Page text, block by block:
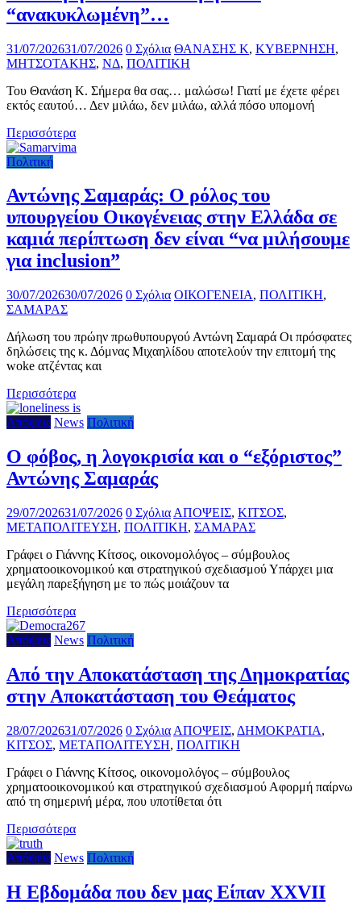
“ανακυκλωμένη”…
31/07/202631/07/2026 0 Σχόλια ΘΑΝΑΣΗΣ Κ, ΚΥΒΕΡΝΗΣΗ,
ΜΗΤΣΟΤΑΚΗΣ, ΝΔ, ΠΟΛΙΤΙΚΗ
Του Θανάση Κ. Σήμερα θα σας… μαλώσω! Γιατί με έχετε φέρει
εκτός εαυτού… Δεν μιλάω, δεν μιλάω, αλλά πόσο υπομονή
Περισσότερα
Πολιτική
Αντώνης Σαμαράς: Ο ρόλος του
υπουργείου Οικογένειας στην Ελλάδα σε
καμιά περίπτωση δεν είναι “να μιλήσουμε
για inclusion”
30/07/202630/07/2026 0 Σχόλια ΟΙΚΟΓΕΝΕΙΑ, ΠΟΛΙΤΙΚΗ,
ΣΑΜΑΡΑΣ
Δήλωση του πρώην πρωθυπουργού Αντώνη Σαμαρά Οι πρόσφατες
δηλώσεις της κ. Δόμνας Μιχαηλίδου αποτελούν την επιτομή της
woke ατζέντας και
Περισσότερα
Απόψεις News Πολιτική
Ο φόβος, η λογοκρισία και ο “εξόριστος”
Αντώνης Σαμαράς
29/07/202631/07/2026 0 Σχόλια ΑΠΟΨΕΙΣ, ΚΙΤΣΟΣ,
ΜΕΤΑΠΟΛΙΤΕΥΣΗ, ΠΟΛΙΤΙΚΗ, ΣΑΜΑΡΑΣ
Γράφει ο Γιάννης Κίτσος, οικονομολόγος – σύμβουλος
χρηματοοικονομικού και στρατηγικού σχεδιασμού Υπάρχει μια
μεγάλη παρεξήγηση με το πώς μοιάζουν τα
Περισσότερα
Απόψεις News Πολιτική
Από την Αποκατάσταση της Δημοκρατίας
στην Αποκατάσταση του Θεάματος
28/07/202631/07/2026 0 Σχόλια ΑΠΟΨΕΙΣ, ΔΗΜΟΚΡΑΤΙΑ,
ΚΙΤΣΟΣ, ΜΕΤΑΠΟΛΙΤΕΥΣΗ, ΠΟΛΙΤΙΚΗ
Γράφει ο Γιάννης Κίτσος, οικονομολόγος – σύμβουλος
χρηματοοικονομικού και στρατηγικού σχεδιασμού Αφορμή παίρνω
από τη σημερινή μέρα, που υποτίθεται ότι
Περισσότερα
Απόψεις News Πολιτική
Η Εβδομάδα που δεν μας Είπαν XXVII